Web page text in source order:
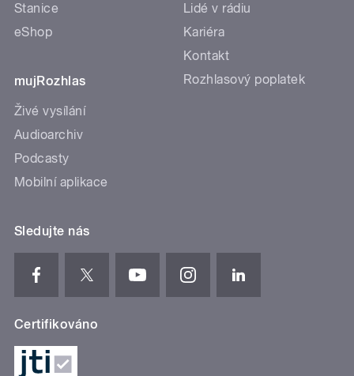
Stanice
eShop
mujRozhlas
Živé vysílání
Audioarchiv
Podcasty
Mobilní aplikace
Lidé v rádiu
Kariéra
Kontakt
Rozhlasový poplatek
Sledujte nás
Certifikováno